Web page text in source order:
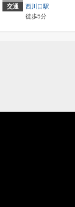
交通
西川口駅
徒歩5分